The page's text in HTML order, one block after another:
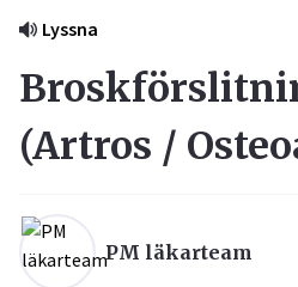
Lyssna
(Artros /
PM läkarteam